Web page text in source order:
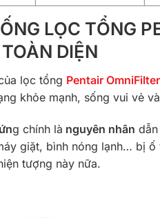
LỌC TỔNG
DIỆN
lọc tổng Pentair OmniFilter
khỏe mạnh, sống vui vẻ
g chính là nguyên nhân
giặt, bình nóng lạnh… bị ố
tượng này nữa.